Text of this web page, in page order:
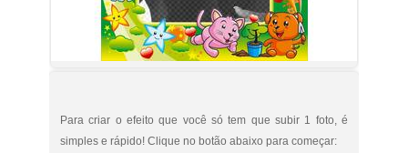
Para criar o efeito que você só tem que subir 1 foto, é
simples e rápido! Clique no botão abaixo para começar: